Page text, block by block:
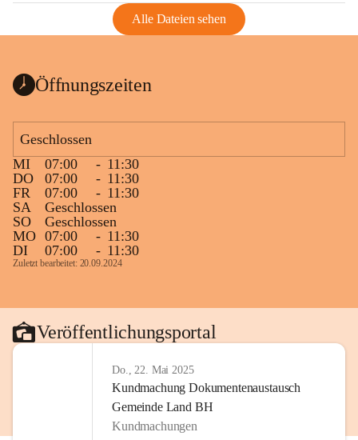
Alle Dateien sehen
Öffnungszeiten
Geschlossen
MI
07:00 - 11:30
DO
07:00 - 11:30
FR
07:00 - 11:30
SA
Geschlossen
SO
Geschlossen
MO 07:00 - 11:30
DI
07:00 - 11:30
Zuletzt bearbeitet: 20.09.2024
Veröffentlichungsportal
Do., 22. Mai 2025
Kundmachung Dokumentenaustausch
Gemeinde Land BH
Kundmachungen